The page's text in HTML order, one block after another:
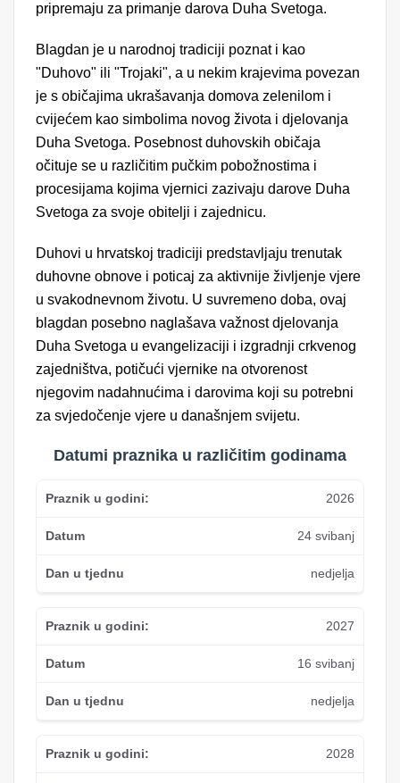
pripremaju za primanje darova Duha Svetoga.
Blagdan je u narodnoj tradiciji poznat i kao
"Duhovo" ili "Trojaki", a u nekim krajevima povezan
je s običajima ukrašavanja domova zelenilom i
cvijećem kao simbolima novog života i djelovanja
Duha Svetoga. Posebnost duhovskih običaja
očituje se u različitim pučkim pobožnostima i
procesijama kojima vjernici zazivaju darove Duha
Svetoga za svoje obitelji i zajednicu.
Duhovi u hrvatskoj tradiciji predstavljaju trenutak
duhovne obnove i poticaj za aktivnije življenje vjere
u svakodnevnom životu. U suvremeno doba, ovaj
blagdan posebno naglašava važnost djelovanja
Duha Svetoga u evangelizaciji i izgradnji crkvenog
zajedništva, potičući vjernike na otvorenost
njegovim nadahnućima i darovima koji su potrebni
za svjedočenje vjere u današnjem svijetu.
Datumi praznika u različitim godinama
2026
24 svibanj
nedjelja
2027
16 svibanj
nedjelja
2028